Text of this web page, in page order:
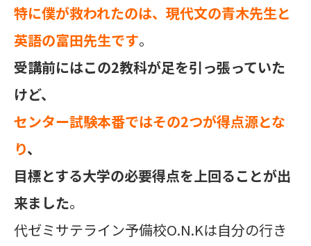
特に僕が救われたのは、現代文の青木先生と
英語の富田先生です。
受講前にはこの2教科が足を引っ張っていた
けど、
センター試験本番ではその2つが得点源とな
り、
目標とする大学の必要得点を上回ることが出
来ました。
代ゼミサテライン予備校O.N.Kは自分の行き